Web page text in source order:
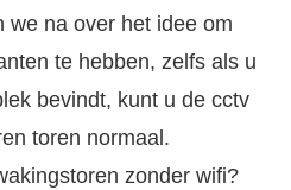
na over het idee om
te hebben, zelfs als u
bevindt, kunt u de cctv
toren normaal.
zonder wifi?